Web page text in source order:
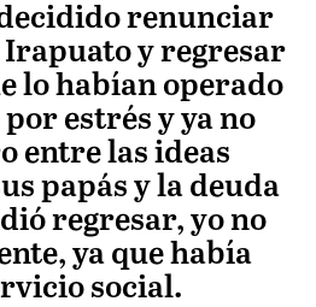
renunciar
Irapuato y regresar
lo habían operado
estrés y ya no
entre las ideas
papás y la deuda
regresar, yo no
ya que había
social.